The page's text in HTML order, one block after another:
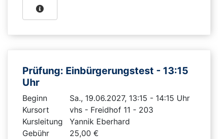
Prüfung: Einbürgerungstest - 13:15
Uhr
Beginn
Sa., 19.06.2027, 13:15 - 14:15 Uhr
Kursort
vhs - Freidhof 11 - 203
Kursleitung
Yannik Eberhard
Gebühr
25,00 €